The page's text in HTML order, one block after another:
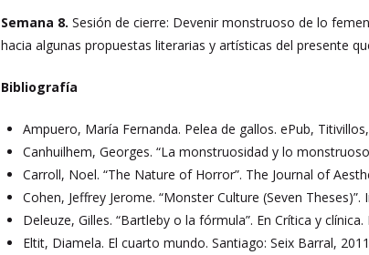
Semana 8. Sesión de cierre: Devenir monstruoso de lo
hacia algunas propuestas literarias y artísticas del presente
Bibliografía
Ampuero, María Fernanda. Pelea de gallos. ePub,
Canhuilhem, Georges. “La monstruosidad y lo
Carroll, Noel. “The Nature of Horror”. The Journal of
Cohen, Jeffrey Jerome. “Monster Culture (Seven
Deleuze, Gilles. “Bartleby o la fórmula”. En Crítica y
Eltit, Diamela. El cuarto mundo. Santiago: Seix Barral,